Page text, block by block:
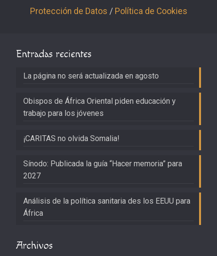
Protección de Datos / Política de Cookies
Entradas recientes
La página no será actualizada en agosto
Obispos de África Oriental piden educación y
trabajo para los jóvenes
¡CARITAS no olvida Somalia!
Sínodo: Publicada la guía “Hacer memoria” para
2027
Análisis de la política sanitaria des los EEUU para
África
Archivos